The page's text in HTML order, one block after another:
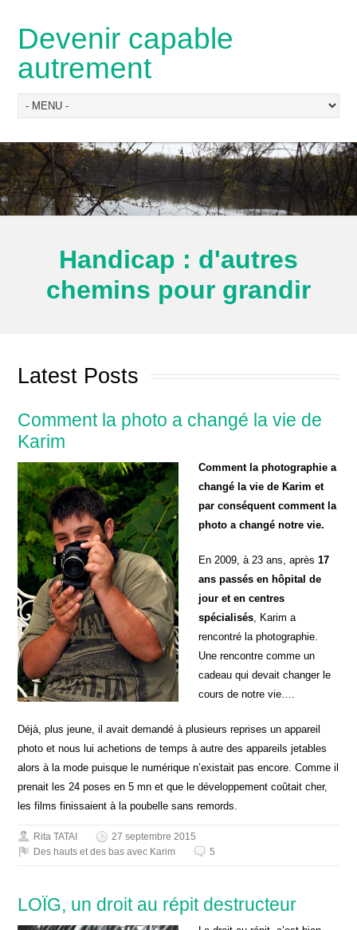
Devenir capable
autrement
Handicap : d'autres
chemins pour grandir
Latest Posts
Comment la photo a changé la vie de
Karim
Comment la photographie a
changé la vie de Karim et
par conséquent comment la
photo a changé notre vie.
En 2009, à 23 ans, après 17
ans passés en hôpital de
jour et en centres
spécialisés, Karim a
rencontré la photographie.
Une rencontre comme un
cadeau qui devait changer le
cours de notre vie….
Déjà, plus jeune, il avait demandé à plusieurs reprises un appareil
photo et nous lui achetions de temps à autre des appareils jetables
alors à la mode puisque le numérique n’existait pas encore. Comme il
prenait les 24 poses en 5 mn et que le développement coûtait cher,
les films finissaient à la poubelle sans remords.
Rita TATAI
27 septembre 2015
Des hauts et des bas avec Karim
5
LOÏG, un droit au répit destructeur